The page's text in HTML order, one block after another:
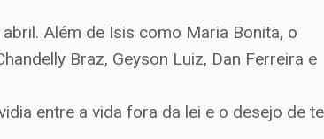
Além de Isis como Maria Bonita, o
Braz, Geyson Luiz, Dan Ferreira e
entre a vida fora da lei e o desejo de